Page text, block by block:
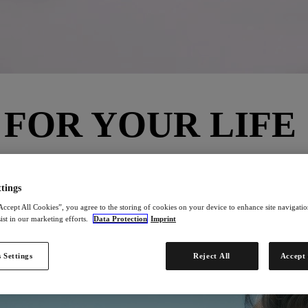
YOUR LIFE
wir den Menschen eine bessere Lebensqualität durch
sich ein eigenes Business aufzubauen und ihr Potenzial zu
All Cookies”, you agree to the storing of cookies on your device to enhance site
in our marketing efforts.
Data Protection Imprint
Settings Reject All Accept